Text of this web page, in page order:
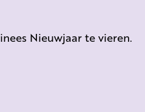
Nieuwjaar te vieren.